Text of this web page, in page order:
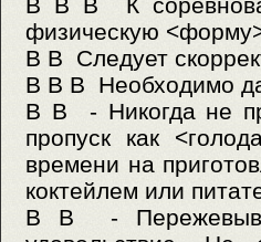
В В В К
физическую
В В Следует
В В В Необходимо
В В - Никогда не
пропуск как
времени на
коктейлем или
В В -